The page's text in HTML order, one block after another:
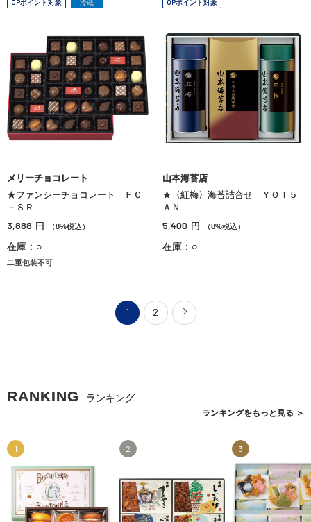
OPポイント対象 冷蔵
メリーチョコレート
★ファンシーチョコレート ＦＣ
－ＳＲ
3,888 円 （8%税込）
在庫：○
二重包装不可
OPポイント対象
山本海苔店
★〈紅梅〉海苔詰合せ ＹＯＴ５
ＡＮ
5,400 円 （8%税込）
在庫：○
1 2
RANKING ランキング
ランキングをもっと見る ＞
1 2 3